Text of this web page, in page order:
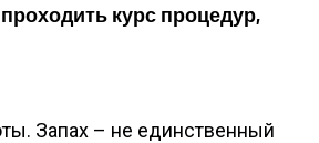
курс процедур,
Запах – не единственный